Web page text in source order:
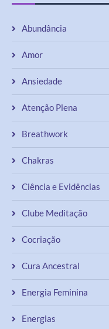
Abundância
Amor
Ansiedade
Atenção Plena
Breathwork
Chakras
Ciência e Evidências
Clube Meditação
Cocriação
Cura Ancestral
Energia Feminina
Energias